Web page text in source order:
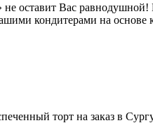
не оставит Вас
кондитерами на основе
торт на заказ в